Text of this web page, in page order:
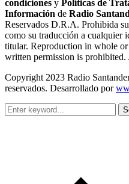
condiciones y Políticas de
Información de Radio
Reservados D.R.A. Prohibida
como su traducción a cualquier
titular. Reproduction in whole
written permission is
Copyright 2023 Radio
reservados. Desarrollado por